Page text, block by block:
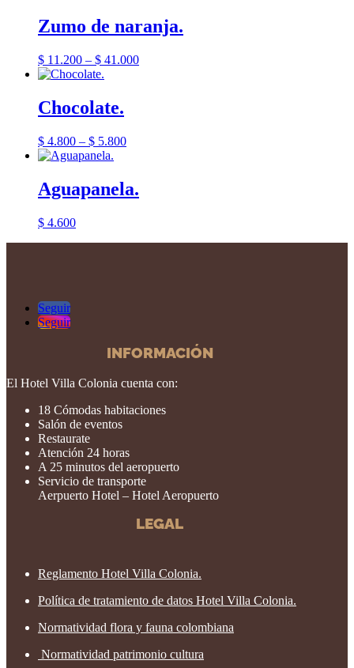
Zumo de naranja.
$ 11.200 – $ 41.000
Chocolate.
$ 4.800 – $ 5.800
Aguapanela.
$ 4.600
Seguir
Seguir
INFORMACIÓN
El Hotel Villa Colonia cuenta con:
18 Cómodas habitaciones
Salón de eventos
Restaurate
Atención 24 horas
A 25 minutos del aeropuerto
Servicio de transporte
Aerpuerto Hotel – Hotel Aeropuerto
LEGAL
Reglamento Hotel Villa Colonia.
Política de tratamiento de datos Hotel Villa Colonia.
Normatividad flora y fauna colombiana
Normatividad patrimonio cultura